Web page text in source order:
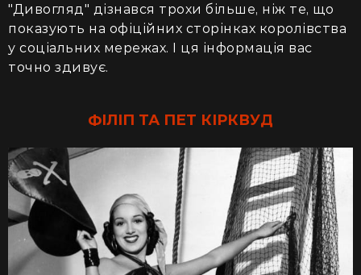
"Дивогляд" дізнався трохи більше, ніж те, що
показують на офіційних сторінках королівства
у соціальних мережах. І ця інформація вас
точно здивує.
ФІЛІП ТА ПЕТ КІРКВУД